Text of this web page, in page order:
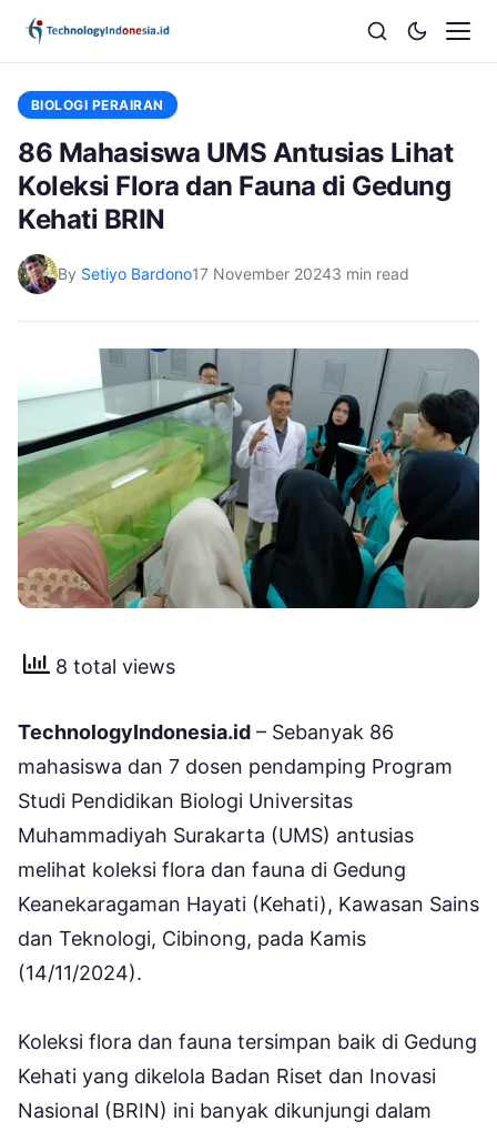
BIOLOGI PERAIRAN
86 Mahasiswa UMS Antusias Lihat
Koleksi Flora dan Fauna di Gedung
Kehati BRIN
By Setiyo Bardono17 November 20243 min read
8 total views
TechnologyIndonesia.id – Sebanyak 86
mahasiswa dan 7 dosen pendamping Program
Studi Pendidikan Biologi Universitas
Muhammadiyah Surakarta (UMS) antusias
melihat koleksi flora dan fauna di Gedung
Keanekaragaman Hayati (Kehati), Kawasan Sains
dan Teknologi, Cibinong, pada Kamis
(14/11/2024).
Koleksi flora dan fauna tersimpan baik di Gedung
Kehati yang dikelola Badan Riset dan Inovasi
Nasional (BRIN) ini banyak dikunjungi dalam